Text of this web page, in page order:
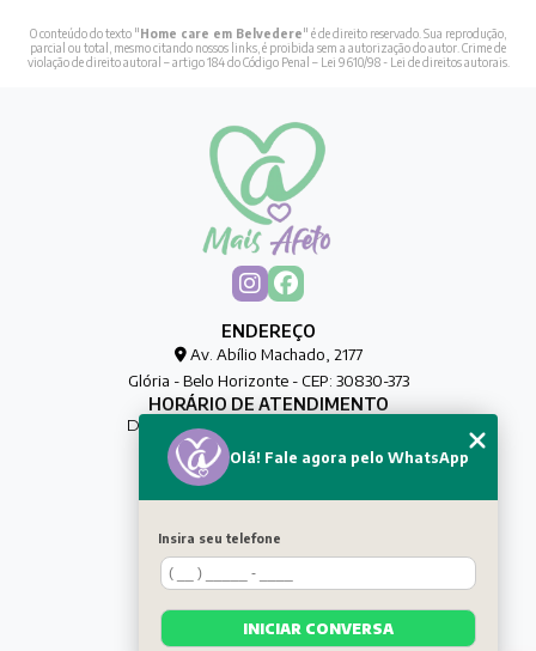
O conteúdo do texto "Home care em Belvedere" é de direito reservado. Sua reprodução,
parcial ou total, mesmo citando nossos links, é proibida sem a autorização do autor. Crime de
violação de direito autoral – artigo 184 do Código Penal – Lei 9610/98 - Lei de direitos autorais.
ENDEREÇO
Av. Abílio Machado, 2177
Glória - Belo Horizonte - CEP: 30830-373
HORÁRIO DE ATENDIMENTO
De Segunda à Sexta das 00h às 00h
CONTATO
MENU
HOME
QUEM SOMOS
SERVIÇOS
Olá! Fale agora pelo WhatsApp
Insira seu telefone
INICIAR CONVERSA